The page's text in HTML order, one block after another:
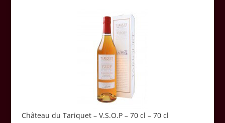
Château du Tariquet – V.S.O.P – 70 cl – 70 cl